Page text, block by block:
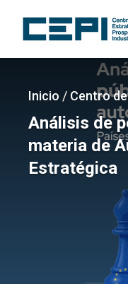
contenido
principal
Sobrescribir
enlaces
ayuda
a
Inicio / Centro
Análisis de
materia de
Estratégica